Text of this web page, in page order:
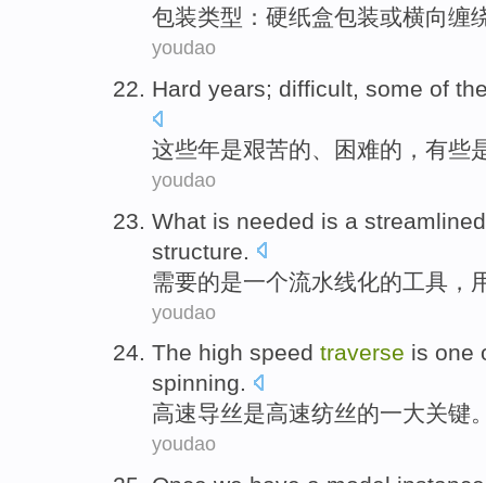
包装类型 ：硬纸盒包装或横向缠
youdao
Hard years; difficult, some of
这些年是艰苦的、 困难的， 有些
youdao
What is needed is a streamlined
structure
需要的是一个流水线化的工具 ，
youdao
The high speed traverse is one
spinning.
高速导丝是高速纺丝的一大关键
youdao